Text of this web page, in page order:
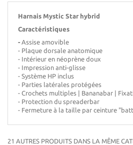
Harnais Mystic Star hybrid
Caractéristiques
- Assise amovible
- Plaque dorsale anatomique
- Intérieur en néoprène doux
- Impression anti-glisse
- Système HP inclus
- Parties latérales protégées
- Crochets multiples | Bananabar |
- Protection du spreaderbar
- Fermeture à la taille par ceinture
21 AUTRES PRODUITS DANS LA MÊME